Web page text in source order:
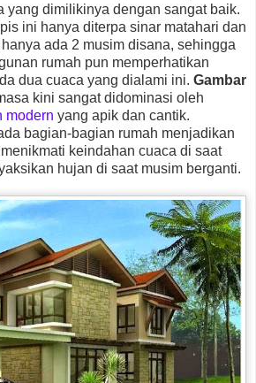
yang dimilikinya dengan sangat baik.
ini hanya diterpa sinar matahari dan
ada 2 musim disana, sehingga
rumah pun memperhatikan
dua cuaca yang dialami ini. Gambar
kini sangat didominasi oleh
modern yang apik dan cantik.
bagian-bagian rumah menjadikan
keindahan cuaca di saat
hujan di saat musim berganti.